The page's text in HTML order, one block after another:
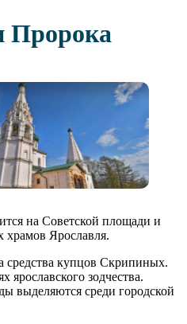
Пророка
на Советской площади и
храмов Ярославля.
средства купцов Скрипиных.
ярославского зодчества.
выделяются среди городской